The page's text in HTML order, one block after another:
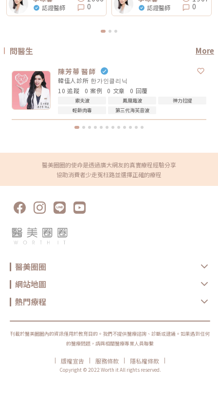
拉提與深層支撐，但它們不一定能取代針劑、填充、雷射、手術或其他療
程。比較正確的觀念是：電波音波不是萬能療程，而是抗老規劃中的一部
定。電波多半是熱感、刺熱感；音波則常見深層痠脹感或一點一點的刺激
不能單純說哪一個一定比較痛。Q2：電波音波做完會有修復期嗎？多數電
波音波屬於非侵入式療程，通常不需要像手術一樣長時間修復。不過部分人
個人體質與療程設定而定。Q3：年輕人適合做電波音波嗎？如果只是想預
防初老、改善膚質鬆弛，可以先從電波或其他較溫和的保養型療程評估。若
已經有明顯輪廓下垂，也可以和醫師討論音波。但年齡不是唯一標準，皮膚
厚度、脂肪量、鬆弛程度更重要。Q4：電波音波可以取代拉皮手術嗎？不
能完全取代。電波音波適合輕度到中度鬆弛，屬於非侵入式抗老療程。如果
是非常明顯的皮膚鬆垂或組織下滑，仍可能需要評估手術或其他治療方式。
Q5：電波音波多久做一次？每個人的老化程度、儀器種類、能量設定和維
合自己的療程電波跟音波都是常見的非侵入式抗老療程，但它們不是誰取代
先對！★溫馨提醒★小編要提醒大家，醫療並非單純的商業交易，所有的療
程都伴隨著風險。因此，作為消費者應該謹慎選擇合適的醫療方案，以確保
狀況而定。常見迷思一：鳳凰電波一定比無雙電波強嗎？不一定。「強」要
看你指的是哪一種強。如果說的是深層拉提、輪廓緊緻，鳳凰電波確實是經
典代表。但如果是膚質、細緻度、毛孔與整體保養感，無雙電波可能更符合
線條、核心、柔軟度，還是想增加肌力？療程也是同樣邏輯。選擇醫美療
整。電波拉提不是抽脂，也不是溶脂，更不是削骨。它主要是透過射頻熱能
得臉比較緊、線條比較順，但真正的膠原變化通常需要時間。Thermage 官
方也提到效果可立即出現，並隨時間改善。所以比較合理的期待是：不是
「瞬間換臉」而是「慢慢變緊、變順、變精緻」做電波前需要注意什麼？無
論選無雙電波或鳳凰電波，療程前都建議注意以下幾點： 近期是否懷孕或
哺乳 是否有心律調節器或植入式電子裝置 施作區域是否有金屬植入物 是否
有嚴重皮膚發炎、傷口或感染 近期是否做過其他醫美療程 是否有蟹足腫或
特殊體質 是否正在服用影響皮膚修復的藥物這些資訊都應在諮詢時主動告
知醫療院所，即便是非侵入式療程，也不是每個人都適合做。做完電波後怎
麼保養？電波療程後，多數人不需要長時間恢復期，但仍建議做好基礎照
護： 加強保濕 避免過度去角質 做好防曬 短期內避免高溫環境，例如三溫
個效果比較好？沒有絕對誰比較好。無雙電波偏向膚質、細緻與自然緊緻；
鳳凰電波偏向輪廓拉提與深層緊實。選擇重點應該是你的需求，而不是單看
療程名氣。Q2：無雙電波可以取代鳳凰電波嗎？不一定。兩者能量設計與
療程定位不同，並非互相取代關係。若主要需求是膚質與輕度緊緻，無雙電
雙電波適合年輕人嗎？若已開始出現膚質粗糙、毛孔、細紋或輕微鬆弛，無
作。Q4：電波拉提可以維持多久？維持時間會因年齡、膚況、生活習慣、
保養方式、能量設定與個人體質不同而有差異。多數電波療程並非永久效
果，通常需要定期保養。Q5：做完電波可以馬上化妝嗎？多數情況下恢復
感，建議先讓肌膚休息，並加強保濕與防曬，並依醫療院所指示進行後續照
護。選對療程，比跟風更重要無雙電波與鳳凰電波各有優勢，前者偏向細緻
膚質與自然緊緻，後者則更聚焦在輪廓拉提與深層抗老。與其問「哪一個比
年齡、鬆弛程度、預算與期待值，才能做出更安全也更符合期待的選擇。同
時，也建議選擇原廠認證或合法合格的醫療院所，確認設備來源、探頭是否
果的重要關鍵。醫美療程沒有標準答案，適合別人的療程，不一定就是最適
合自己的選擇。建議在施作前，先與專業醫療院所充分諮詢，了解自身膚
況、期待效果與可能限制，再做出更安心的決定。真正理想的變美，不是追
求一次到位，而是用正確的方式，讓自己一步一步變得更自然、精緻、又有
者應該謹慎選擇合適的醫療方案，以確保安全與健康。
認證醫師
0
認證醫師
0
問醫生 More
陳芳蒂 醫師
韓佳人診所 한가인클리닉
10 追蹤
0 案例 0 文章 0 回覆
索夫波 鳳凰電波
神力拉提
輕齡肉毒
第三代海芙音波
醫美圈圈的使命是透過廣大網友的真實療程經驗分享
協助消費者少走冤枉路並選擇正確的療程
醫美圈圈
網站地圖
熱門療程
刊載於醫美圈圈內的資訊僅用於教育目的。我們不提供醫療諮詢、診斷或建議。如果遇到任何
的醫療問題，請與相關醫療專業人員聯繫
| 版權宣告 | 服務條款 | 隱私權條款
|
Copyright © 2022 Worth it All rights reserved.